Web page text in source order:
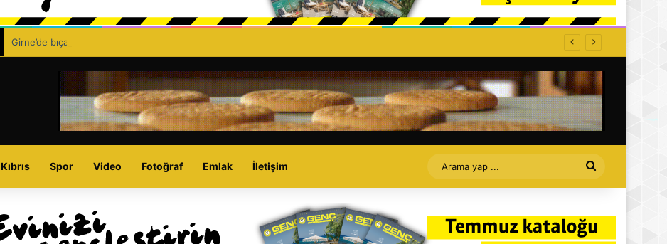
Girne’de bıçaklı kavga can aldı: 40 yaşındaki adam yaşamını yitirdi
Kıbrıs Spor Video Fotoğraf Emlak İletişim
Arama
yap
...